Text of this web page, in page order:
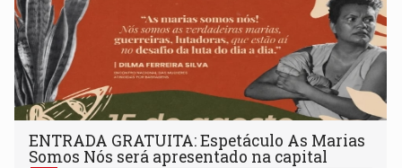
ENTRADA GRATUITA: Espetáculo As Marias
Somos Nós será apresentado na capital